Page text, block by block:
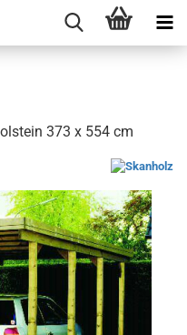
373 x 554 cm